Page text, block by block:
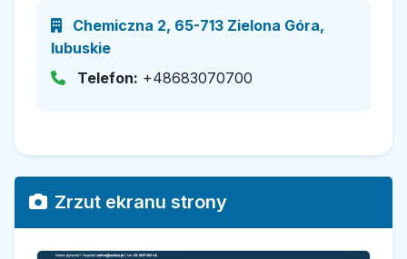
Chemiczna 2, 65-713 Zielona Góra,
lubuskie
Telefon: +48683070700
Zrzut ekranu strony